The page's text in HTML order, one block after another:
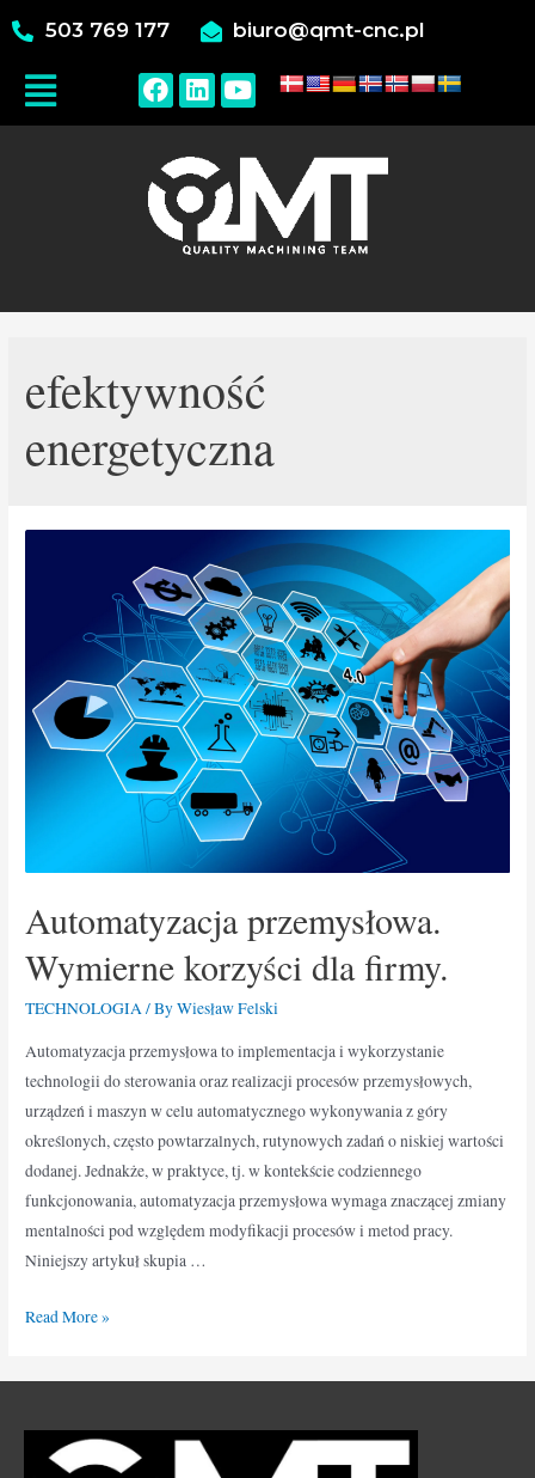
503 769 177 biuro@qmt-cnc.pl
efektywność
energetyczna
Automatyzacja przemysłowa.
Wymierne korzyści dla firmy.
TECHNOLOGIA/ ByWiesław Felski
Automatyzacja przemysłowa to implementacja i wykorzystanie
technologii do sterowania oraz realizacji procesów przemysłowych,
urządzeń i maszyn w celu automatycznego wykonywania z góry
określonych, często powtarzalnych, rutynowych zadań o niskiej wartości
dodanej. Jednakże, w praktyce, tj. w kontekście codziennego
funkcjonowania, automatyzacja przemysłowa wymaga znaczącej zmiany
mentalności pod względem modyfikacji procesów i metod pracy.
Niniejszy artykuł skupia …
Read More »